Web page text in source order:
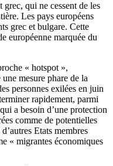
qui ne cessent de les
Les pays européens
grec et bulgare. Cette
européenne marquée du
« hotspot »,
mesure phare de la
personnes exilées en juin
rapidement, parmi
a besoin d’une protection
comme de potentielles
Etats membres
« migrantes économiques